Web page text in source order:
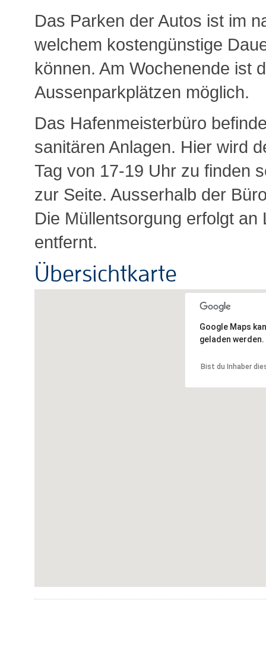
Das Parken der Autos ist im
welchem kostengünstige
können. Am Wochenende ist
Aussenparkplätzen möglich.
Das Hafenmeisterbüro
sanitären Anlagen. Hier wird
Tag von 17-19 Uhr zu finden
zur Seite. Ausserhalb der
Die Müllentsorgung erfolgt
entfernt.
Übersichtkarte
Google Maps
geladen werden.
Bist du Inhaber